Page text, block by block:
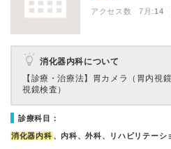
アクセス数 7月:14
消化器内科について
【診療・治療法】 胃カメラ（胃内視
視鏡検査）
診療科目：
消化器内科 、内科、外科、リハビリテーシ